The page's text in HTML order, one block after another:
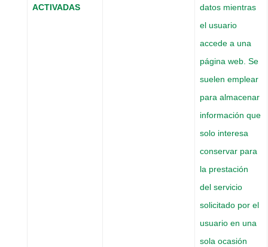
ACTIVADAS
datos mientras
el usuario
accede a una
página web. Se
suelen emplear
para almacenar
información que
solo interesa
conservar para
la prestación
del servicio
solicitado por el
usuario en una
sola ocasión